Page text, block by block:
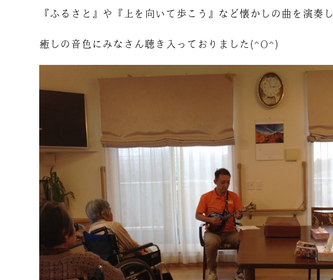
『ふるさと』や『上を向いて歩こう』など懐かしの曲を演奏し
癒しの音色にみなさん聴き入っておりました(^O^)